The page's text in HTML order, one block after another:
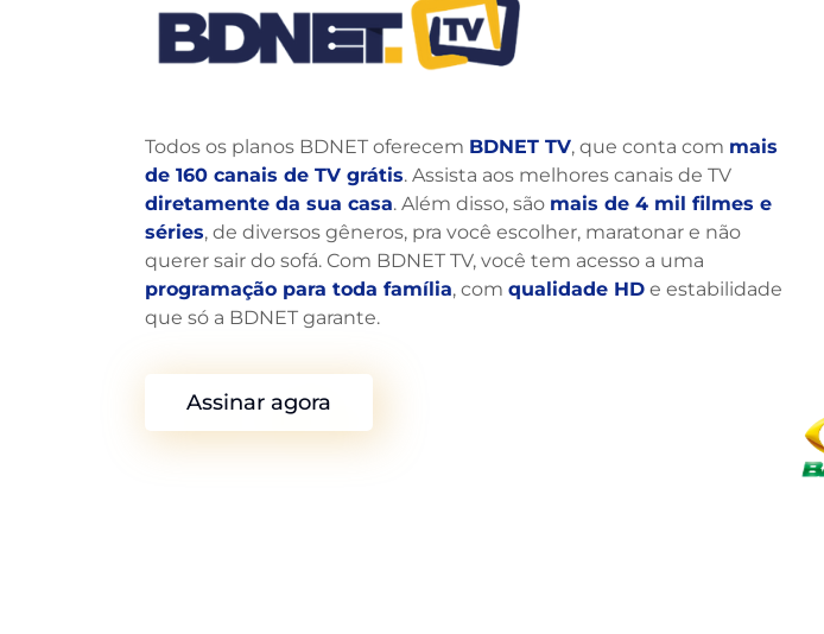
Todos os planos BDNET oferecem BDNET TV, que conta com mais
de 160 canais de TV grátis. Assista aos melhores canais de TV
diretamente da sua casa. Além disso, são mais de 4 mil filmes e
séries, de diversos gêneros, pra você escolher, maratonar e não
querer sair do sofá. Com BDNET TV, você tem acesso a uma
programação para toda família, com qualidade HD e estabilidade
que só a BDNET garante.
Assinar agora